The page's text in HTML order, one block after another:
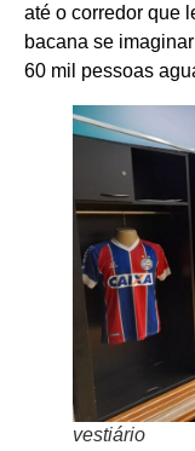
até o corredor que
bacana se
60 mil pessoas
vestiário